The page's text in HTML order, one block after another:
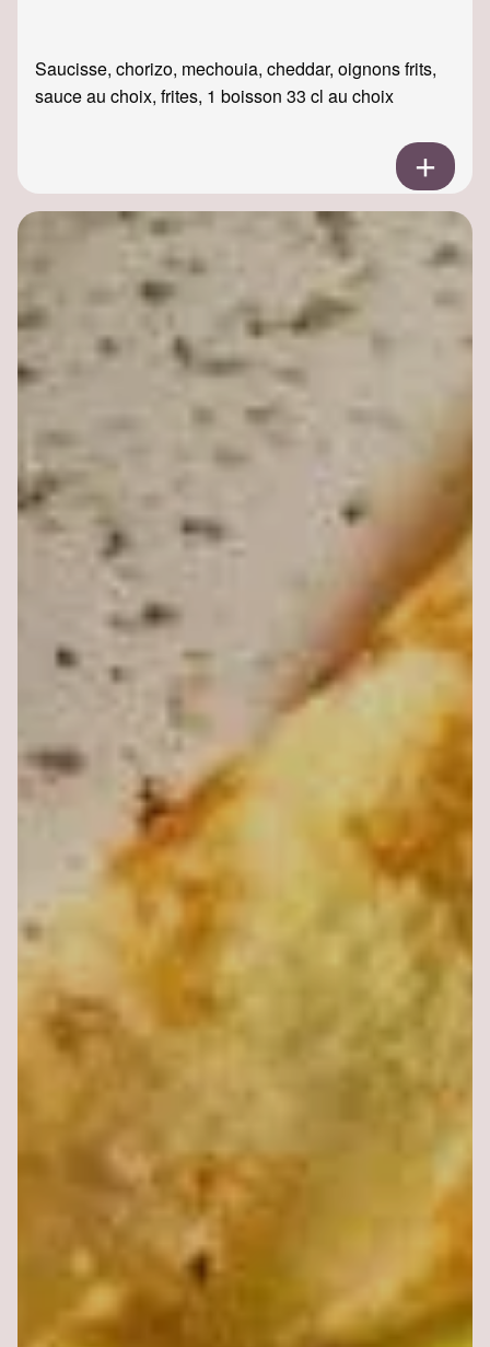
Saucisse, chorizo, mechouia, cheddar, oignons frits,
sauce au choix, frites, 1 boisson 33 cl au choix